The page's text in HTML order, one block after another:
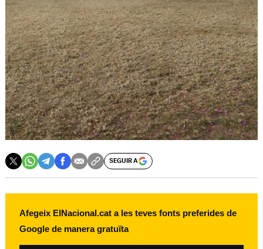
SEGUIR A
Afegeix ElNacional.cat a les teves fonts preferides de
Google de manera gratuïta